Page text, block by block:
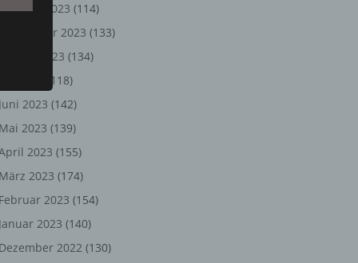
2023 (114)
September 2023 (133)
August 2023 (134)
(118)
Juni 2023 (142)
Mai 2023 (139)
2023 (155)
März 2023 (174)
Februar 2023 (154)
Januar 2023 (140)
Dezember 2022 (130)